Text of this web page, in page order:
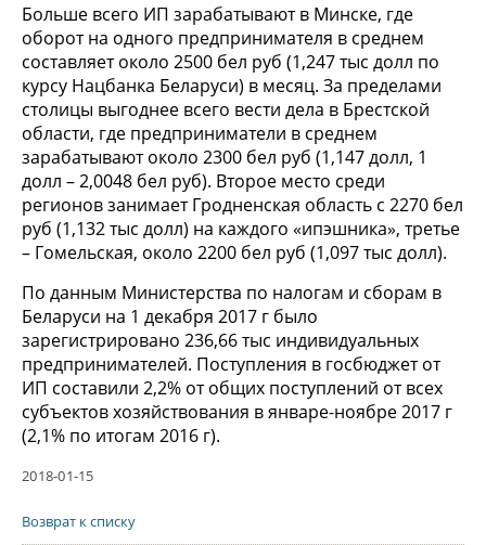
Больше всего ИП зарабатывают в Минске, где
оборот на одного предпринимателя в среднем
составляет около 2500 бел руб (1,247 тыс долл по
курсу Нацбанка Беларуси) в месяц. За пределами
столицы выгоднее всего вести дела в Брестской
области, где предприниматели в среднем
зарабатывают около 2300 бел руб (1,147 долл, 1
долл – 2,0048 бел руб). Второе место среди
регионов занимает Гродненская область с 2270 бел
руб (1,132 тыс долл) на каждого «ипэшника», третье
– Гомельская, около 2200 бел руб (1,097 тыс долл).
По данным Министерства по налогам и сборам в
Беларуси на 1 декабря 2017 г было
зарегистрировано 236,66 тыс индивидуальных
предпринимателей. Поступления в госбюджет от
ИП составили 2,2% от общих поступлений от всех
субъектов хозяйствования в январе-ноябре 2017 г
(2,1% по итогам 2016 г).
2018-01-15
Возврат к списку